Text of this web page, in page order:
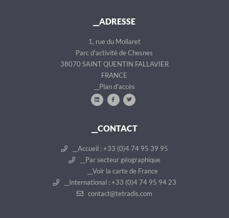
__ADRESSE
1, rue du Mollaret
Parc d'activité de Chesnes
38070 SAINT QUENTIN FALLAVIER
FRANCE
__Plan d'accès
__CONTACT
__Accueil : +33 (0)4 74 95 39 95
__Par secteur géographique
__Voir la carte de France
__International : +33 (0)4 74 95 94 23
contact@tetradis.com